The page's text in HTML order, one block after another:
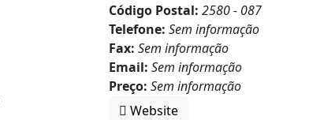
Código Postal: 2580 - 087
Telefone: Sem informação
Fax: Sem informação
Email: Sem informação
Preço: Sem informação
Website